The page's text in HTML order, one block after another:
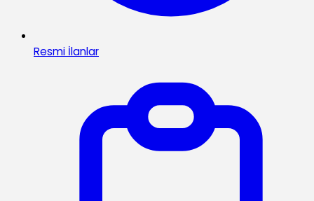
Resmi İlanlar